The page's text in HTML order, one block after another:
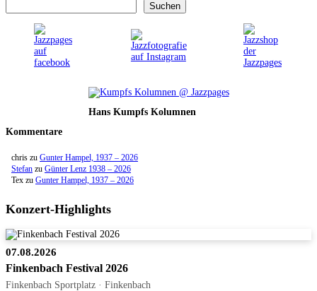
Suchen
Hans Kumpfs Kolumnen
Kommentare
chris zu Gunter Hampel, 1937 – 2026
Stefan zu Günter Lenz 1938 – 2026
Tex zu Gunter Hampel, 1937 – 2026
Konzert-Highlights
07.08.2026
Finkenbach Festival 2026
Finkenbach Sportplatz · Finkenbach